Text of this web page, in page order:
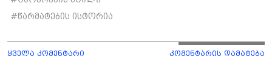
#წარმატების ისტორია
ყველა კომენტარი კომენტარის დამატება